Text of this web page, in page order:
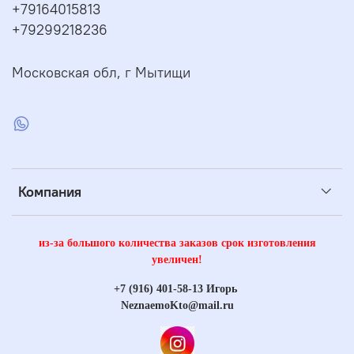
https://www.drive2.ru/l/723586129411971253/
Компания
+79164015813
+79299218236
Московская обл, г Мытищи
из-за большого количества заказов срок изготовления
увеличен!
+7 (916) 401-58-13 Игорь
NeznaemoKto@mail.ru